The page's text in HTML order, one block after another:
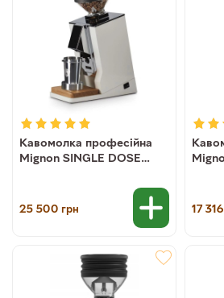
Кавомолка професійна
Mignon SINGLE DOSE
25 500 грн 17 316